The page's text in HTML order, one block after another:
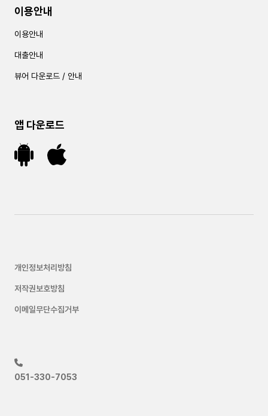
이용안내
이용안내
대출안내
뷰어 다운로드 / 안내
앱 다운로드
개인정보처리방침
저작권보호방침
이메일무단수집거부
051-330-7053